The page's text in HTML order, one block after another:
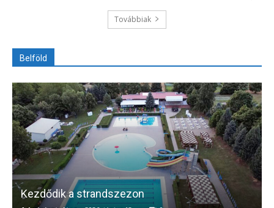
Továbbiak
Belföld
Kezdődik a strandszezon